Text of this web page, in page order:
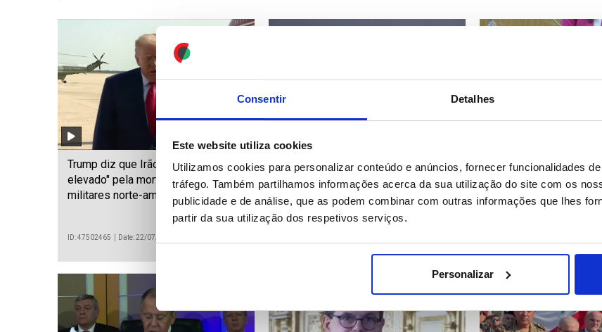
Consentir Detalhes
Este website utiliza cookies
Utilizamos cookies para personalizar conteúdo e anúncios, fornecer funcionalidades
tráfego. Também partilhamos informações acerca da sua utilização do site com os
publicidade e de análise, que as podem combinar com outras informações que lhes
partir da sua utilização dos respetivos serviços.
Personalizar
Trump diz que Irão pagará "preço
elevado" pela morte de quatro
militares norte-americanos
ID: 47502465 Date: 22/07/2026 15:20
Aeroporto: Pinto Luz destaca papel
de Luís Neves na redução dos
tempos nas fronteiras (editado)
Seguro evoca Luís
durante discurso em
(editado)